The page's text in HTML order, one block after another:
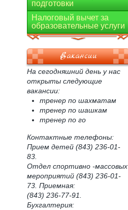
подготовки
Налоговый вычет за
образовательные услуги
Вакансии
На сегодняшний день у нас
открыты следующие
вакансии:
тренер по шахматам
тренер по шашкам
тренер по го
Контактные телефоны:
Прием детей (843) 236-01-
83.
Отдел спортивно -массовых
мероприятий (843) 236-01-
73. Приемная:
(843) 236-77-91.
Бухгалтерия: